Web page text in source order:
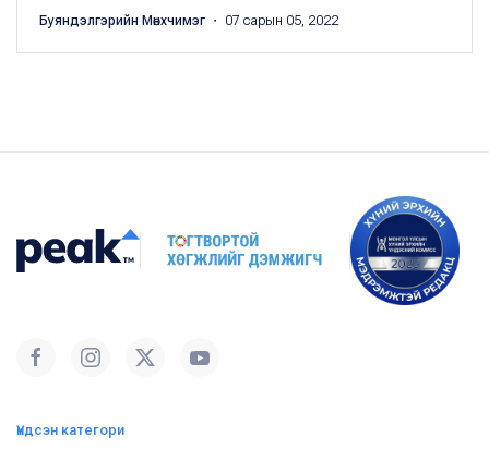
Буяндэлгэрийн Мөнхчимэг ・ 07 сарын 05, 2022
Үндсэн категори